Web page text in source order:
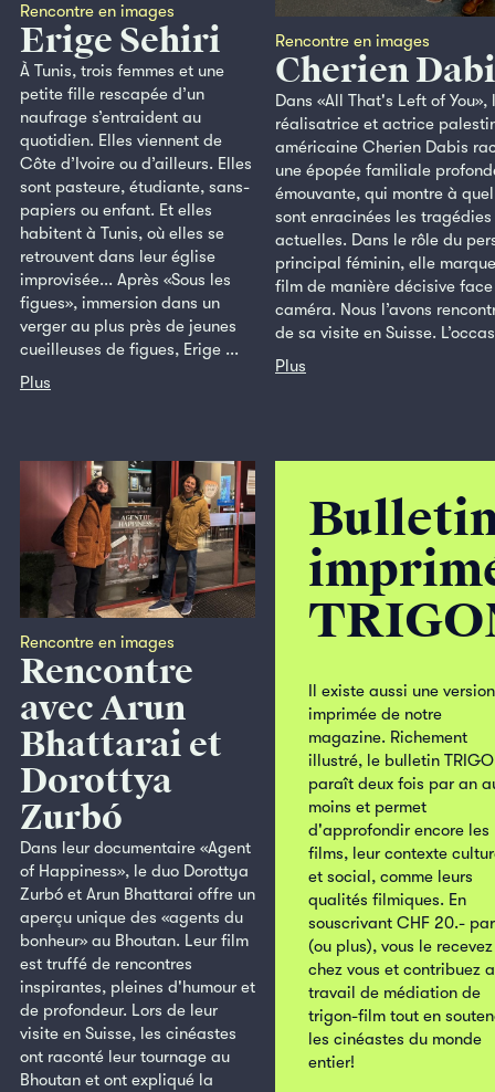
Rencontre en images
Erige Sehiri
À Tunis, trois femmes et une
petite fille rescapée d’un
naufrage s’entraident au
quotidien. Elles viennent de
Côte d’Ivoire ou d’ailleurs. Elles
sont pasteure, étudiante, sans-
papiers ou enfant. Et elles
habitent à Tunis, où elles se
retrouvent dans leur église
improvisée... Après «Sous les
figues», immersion dans un
verger au plus près de jeunes
cueilleuses de figues, Erige ...
Plus
Rencontre en images
Cherien
Dans «All That's Left of You»,
réalisatrice et actrice
américaine Cherien Dabis
une épopée familiale
émouvante, qui montre à
sont enracinées les tragédies
actuelles. Dans le rôle du
principal féminin, elle
film de manière décisive face
caméra. Nous l’avons
de sa visite en Suisse.
Plus
Rencontre en images
Rencontre
avec Arun
Bhattarai et
Dorottya
Zurbó
Dans leur documentaire «Agent
of Happiness», le duo Dorottya
Zurbó et Arun Bhattarai offre un
aperçu unique des «agents du
bonheur» au Bhoutan. Leur film
est truffé de rencontres
inspirantes, pleines d'humour et
de profondeur. Lors de leur
visite en Suisse, les cinéastes
ont raconté leur tournage au
Bhoutan et ont expliqué la
Il existe aussi une version
imprimée de notre
magazine. Richement
illustré, le bulletin
paraît deux fois par an
moins et permet
d'approfondir encore les
films, leur contexte
et social, comme leurs
qualités filmiques. En
souscrivant CHF 20.-
(ou plus), vous le recevez
chez vous et contribuez
travail de médiation de
trigon-film tout en
les cinéastes du monde
entier!